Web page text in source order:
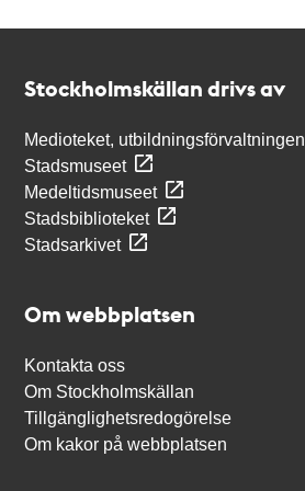
Stockholmskällan drivs av
Medioteket, utbildningsförvaltningen
Stadsmuseet
Medeltidsmuseet
Stadsbiblioteket
Stadsarkivet
Om webbplatsen
Kontakta oss
Om Stockholmskällan
Tillgänglighetsredogörelse
Om kakor på webbplatsen